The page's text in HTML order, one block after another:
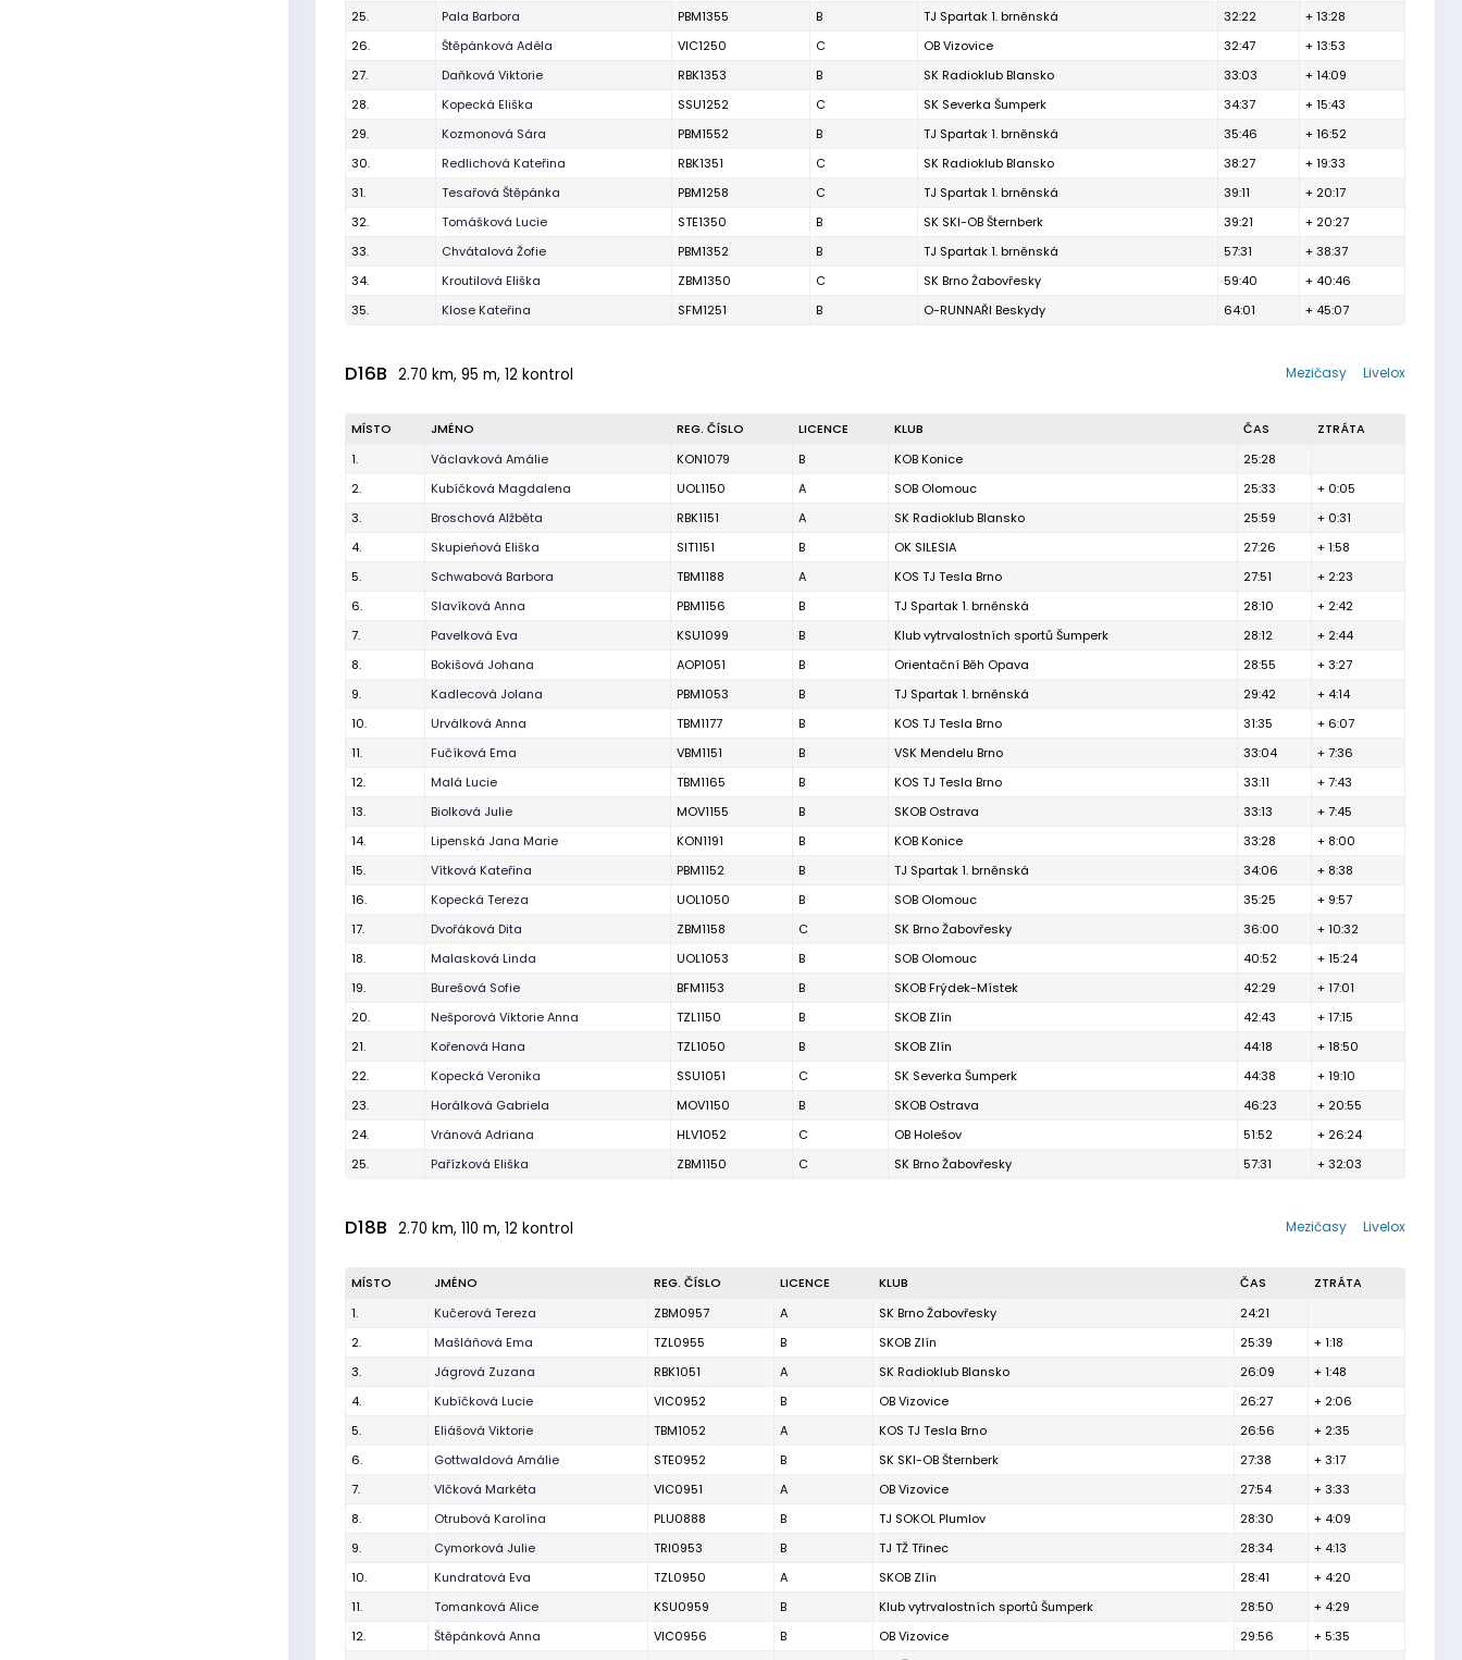
25.
Pala Barbora PBM1355 B TJ Spartak 1. brněnská 32:22
+ 13:28
26.
Štěpánková Adéla VIC1250 C OB Vizovice 32:47
+ 13:53
27.
Daňková Viktorie RBK1353 B SK Radioklub Blansko 33:03
+ 14:09
28.
Kopecká Eliška SSU1252 C SK Severka Šumperk 34:37
+ 15:43
29.
Kozmonová Sára PBM1552 B TJ Spartak 1. brněnská 35:46
+ 16:52
30.
Redlichová Kateřina RBK1351 C SK Radioklub Blansko 38:27
+ 19:33
31.
Tesařová Štěpánka PBM1258 C TJ Spartak 1. brněnská 39:11
+ 20:17
32.
Tomášková Lucie STE1350 B SK SKI-OB Šternberk 39:21
+ 20:27
33.
Chvátalová Žofie PBM1352 B TJ Spartak 1. brněnská 57:31
+ 38:37
34.
Kroutilová Eliška ZBM1350 C SK Brno Žabovřesky 59:40
+ 40:46
35.
Klose Kateřina SFM1251 B O-RUNNAŘI Beskydy 64:01 + 45:07
D16B 2.70 km, 95 m, 12 kontrol Livelox
Mezičasy
MÍSTO JMÉNO REG. ČÍSLO LICENCE KLUB ČAS
ZTRÁTA
1.
Václavková Amálie KON1079 B KOB Konice
25:28
2.
Kubíčková Magdalena UOL1150 A SOB Olomouc 25:33
+ 0:05
3.
Broschová Alžběta RBK1151 A SK Radioklub Blansko 25:59
+ 0:31
4.
Skupieńová Eliška SIT1151 B OK SILESIA 27:26
+ 1:58
5.
Schwabová Barbora TBM1188 A KOS TJ Tesla Brno 27:51
+ 2:23
6.
Slavíková Anna PBM1156 B TJ Spartak 1. brněnská 28:10
+ 2:42
7.
Pavelková Eva KSU1099 B Klub vytrvalostních sportů Šumperk 28:12
+ 2:44
8.
Bokišová Johana AOP1051 B Orientační Běh Opava 28:55
+ 3:27
9.
Kadlecová Jolana PBM1053 B TJ Spartak 1. brněnská 29:42
+ 4:14
10.
Urválková Anna TBM1177 B KOS TJ Tesla Brno 31:35
+ 6:07
11.
Fučíková Ema VBM1151 B VSK Mendelu Brno 33:04
+ 7:36
12.
Malá Lucie TBM1165 B KOS TJ Tesla Brno 33:11
+ 7:43
13.
Biolková Julie MOV1155 B SKOB Ostrava 33:13
+ 7:45
14.
Lipenská Jana Marie KON1191 B KOB Konice 33:28
+ 8:00
15.
Vítková Kateřina PBM1152 B TJ Spartak 1. brněnská 34:06
+ 8:38
16.
Kopecká Tereza UOL1050 B SOB Olomouc 35:25
+ 9:57
17.
Dvořáková Dita ZBM1158 C SK Brno Žabovřesky 36:00
+ 10:32
18.
Malasková Linda UOL1053 B SOB Olomouc 40:52
+ 15:24
19.
Burešová Sofie BFM1153 B SKOB Frýdek-Místek 42:29
+ 17:01
20.
Nešporová Viktorie Anna TZL1150 B SKOB Zlín 42:43
+ 17:15
21.
Kořenová Hana TZL1050 B SKOB Zlín 44:18
+ 18:50
22.
Kopecká Veronika SSU1051 C SK Severka Šumperk 44:38
+ 19:10
23.
Horálková Gabriela MOV1150 B SKOB Ostrava 46:23
+ 20:55
24.
Vránová Adriana HLV1052 C OB Holešov 51:52
+ 26:24
25.
Pařízková Eliška ZBM1150 C SK Brno Žabovřesky 57:31 + 32:03
D18B 2.70 km, 110 m, 12 kontrol Livelox
Mezičasy
MÍSTO JMÉNO REG. ČÍSLO LICENCE KLUB ČAS
ZTRÁTA
1.
Kučerová Tereza ZBM0957 A SK Brno Žabovřesky
24:21
2.
Mašláňová Ema TZL0955 B SKOB Zlín 25:39
+ 1:18
3.
Jágrová Zuzana RBK1051 A SK Radioklub Blansko 26:09
+ 1:48
4.
Kubíčková Lucie VIC0952 B OB Vizovice 26:27
+ 2:06
5.
Eliášová Viktorie TBM1052 A KOS TJ Tesla Brno 26:56
+ 2:35
6.
Gottwaldová Amálie STE0952 B SK SKI-OB Šternberk 27:38
+ 3:17
7.
Vlčková Markéta VIC0951 A OB Vizovice 27:54
+ 3:33
8.
Otrubová Karolína PLU0888 B TJ SOKOL Plumlov 28:30
+ 4:09
9.
Cymorková Julie TRI0953 B TJ TŽ Třinec 28:34
+ 4:13
10.
Kundratová Eva TZL0950 A SKOB Zlín 28:41
+ 4:20
11.
Tomanková Alice KSU0959 B Klub vytrvalostních sportů Šumperk 28:50
+ 4:29
12.
Štěpánková Anna VIC0956 B OB Vizovice 29:56
+ 5:35